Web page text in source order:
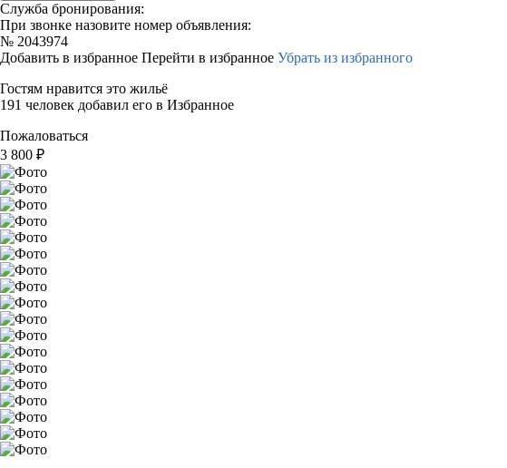
Служба бронирования:
При звонке назовите номер объявления:
№ 2043974
Добавить в избранное Перейти в избранное Убрать из избранного
Гостям нравится это жильё
191 человек добавил его в Избранное
Пожаловаться
3 800 ₽